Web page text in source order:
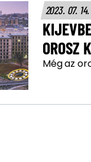
2023. 07. 14.
OROSZ
Még az